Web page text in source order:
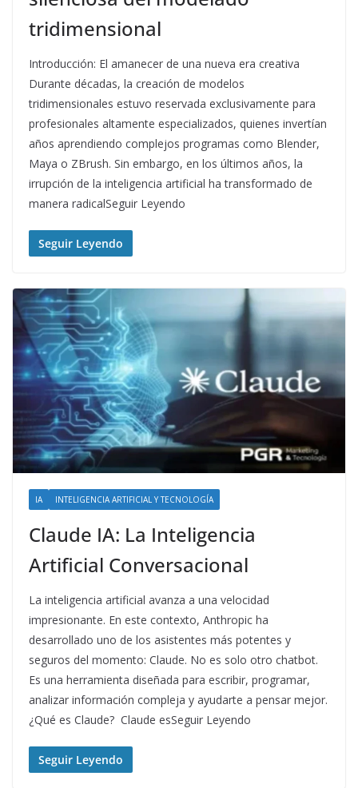
tridimensional
Introducción: El amanecer de una nueva era creativa
Durante décadas, la creación de modelos
tridimensionales estuvo reservada exclusivamente para
profesionales altamente especializados, quienes invertían
años aprendiendo complejos programas como Blender,
Maya o ZBrush. Sin embargo, en los últimos años, la
irrupción de la inteligencia artificial ha transformado de
manera radicalSeguir Leyendo
Seguir Leyendo
IA INTELIGENCIA ARTIFICIAL Y TECNOLOGÍA
Claude IA: La Inteligencia
Artificial Conversacional
La inteligencia artificial avanza a una velocidad
impresionante. En este contexto, Anthropic ha
desarrollado uno de los asistentes más potentes y
seguros del momento: Claude. No es solo otro chatbot.
Es una herramienta diseñada para escribir, programar,
analizar información compleja y ayudarte a pensar mejor.
¿Qué es Claude? Claude esSeguir Leyendo
Seguir Leyendo